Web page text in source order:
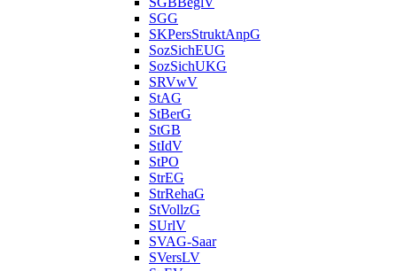
SGG
SKPersStruktAnpG
SozSichEUG
SozSichUKG
SRVwV
StAG
StBerG
StGB
StIdV
StPO
StrEG
StrRehaG
StVollzG
SUrlV
SVAG-Saar
SVersLV